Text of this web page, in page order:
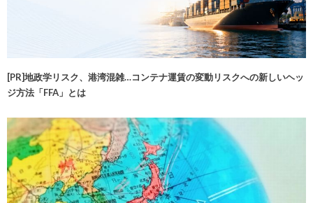
[PR]地政学リスク、港湾混雑…コンテナ運賃の変動リスクへの新しいヘッ
ジ方法「FFA」とは